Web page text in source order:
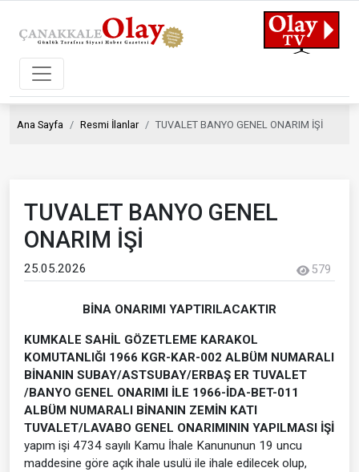
Ana Sayfa Resmi İlanlar TUVALET BANYO GENEL ONARIM İŞİ
TUVALET BANYO GENEL
ONARIM İŞİ
25.05.2026 579
BİNA ONARIMI YAPTIRILACAKTIR
KUMKALE SAHİL GÖZETLEME KARAKOL
KOMUTANLIĞI 1966 KGR-KAR-002 ALBÜM NUMARALI
BİNANIN SUBAY/ASTSUBAY/ERBAŞ ER TUVALET
/BANYO GENEL ONARIMI İLE 1966-İDA-BET-011
ALBÜM NUMARALI BİNANIN ZEMİN KATI
TUVALET/LAVABO GENEL ONARIMININ YAPILMASI İŞİ
yapım işi 4734 sayılı Kamu İhale Kanununun 19 uncu
maddesine göre açık ihale usulü ile ihale edilecek olup,